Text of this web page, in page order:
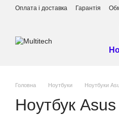
Перейти до основного контенту
Оплата і доставка Гарантія
Головна Ноутбуки Ноутбуки
Ноутбук